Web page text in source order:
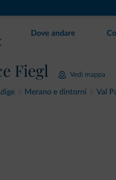
Dove andare
Fiegl Vedi mappa
Merano e dintorni Val